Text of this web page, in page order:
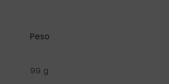
Peso
99 g